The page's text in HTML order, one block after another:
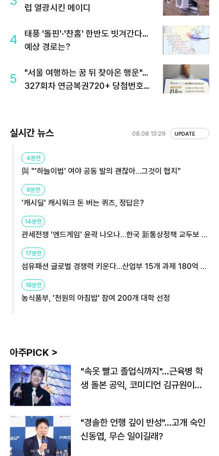
럽 열광시킨 메이디
4
태풍 '돌핀'·'찬홈' 한반도 빗겨간다…
예상 경로는?
5
"서울 여행하는 꿈 뒤 찾아온 행운"…
327회차 연금복권720+ 당첨번호조
실시간 뉴스 08.08 13:29 UPDATE
4분전
與 "'하늘이법' 여야 공동 발의 괜찮아…그것이 협치"
9분전
'캐시딜' 캐시워크 돈 버는 퀴즈, 정답은?
14분전
관세전쟁 '엔드게임' 윤곽 나오나…한국 新통상정책 교두보 활
17분전
섬유패션 글로벌 경쟁력 키운다…산업부 15개 과제 180억 지
18분전
농식품부, '천원의 아침밥' 참여 200개 대학 선정
아주PICK >
"속옷 빨고 졸업식까지"…근육병 학
생 돌본 공익, 코미디언 김규원이었
"경솔한 언행 깊이 반성"…고개 숙인
신동엽, 무슨 일이길래?